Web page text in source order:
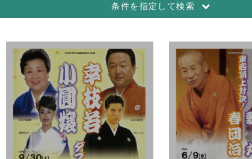
条件を指定して検索
大衆芸能 伝統芸能 ワークショップ
ダンス